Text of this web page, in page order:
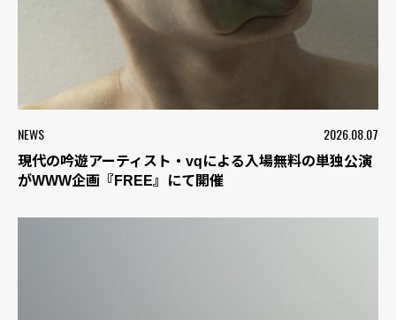
NEWS 2026.08.07
現代の吟遊アーティスト・vqによる入場無料の単独公演
がWWW企画『FREE』にて開催